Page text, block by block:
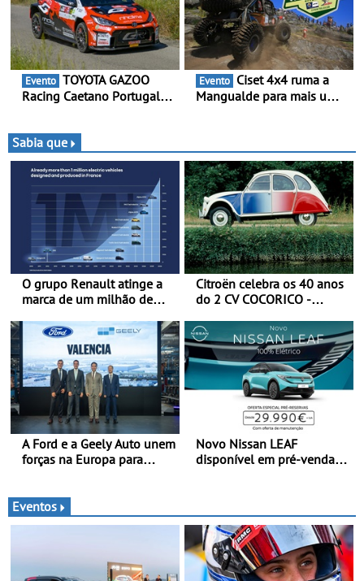
Evento
Racing Caetano Portugal
Almeida e Kris Meeke
Evento
Mangualde para mais um
Sabia que
O grupo Renault atinge a
marca de um milhão de
in France” desde 2010
Citroën celebra os 40 anos
do 2 CV COCORICO -
camisola tricolor
A Ford e a Geely Auto unem
forças na Europa para
geração em Espanha
Novo Nissan LEAF
disponível em pré-venda a
lançamento, os primeiros
clientes beneficiam da
oferta de 3 anos de
manutenção incluída
Eventos